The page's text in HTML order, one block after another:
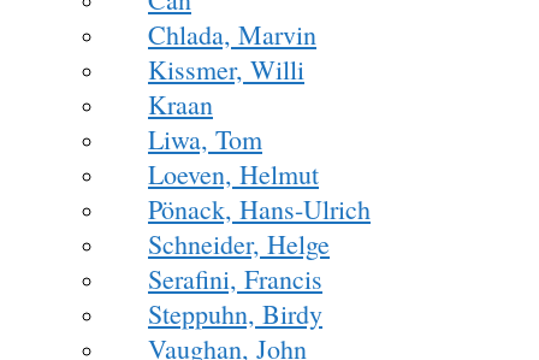
Chlada, Marvin
Kissmer, Willi
Kraan
Liwa, Tom
Loeven, Helmut
Pönack, Hans-Ulrich
Schneider, Helge
Serafini, Francis
Steppuhn, Birdy
Vaughan, John